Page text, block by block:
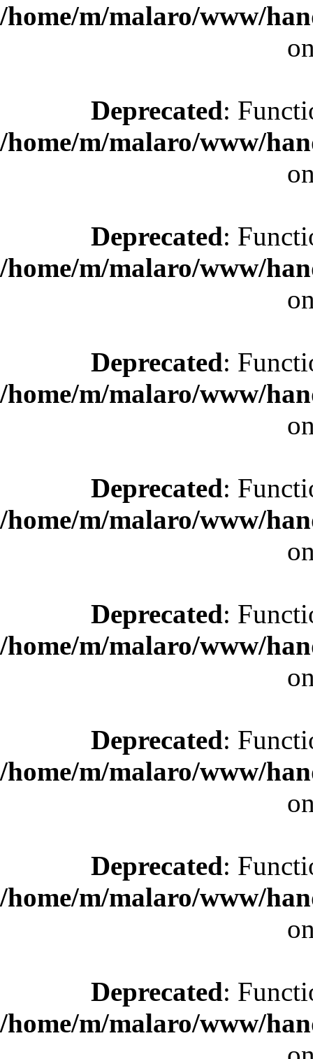
/home/m/malaro/www/
Deprecated:
/home/m/malaro/www/
Deprecated:
/home/m/malaro/www/
Deprecated:
/home/m/malaro/www/
Deprecated:
/home/m/malaro/www/
Deprecated:
/home/m/malaro/www/
Deprecated:
/home/m/malaro/www/
Deprecated:
/home/m/malaro/www/
Deprecated:
/home/m/malaro/www/